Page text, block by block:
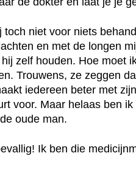
niet voor niets
en met de longen
zelf houden. Hoe moet
Trouwens, ze zeggen
iedereen beter met
voor. Maar helaas ben
oude man.
Ik ben die